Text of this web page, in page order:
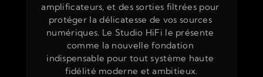
amplificateurs, et des sorties filtrées pour
protéger la délicatesse de vos sources
numériques. Le Studio HiFi le présente
comme la nouvelle fondation
indispensable pour tout système haute
fidélité moderne et ambitieux.